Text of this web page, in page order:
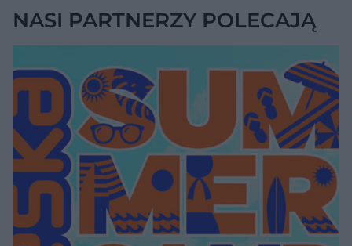
NASI PARTNERZY POLECAJĄ